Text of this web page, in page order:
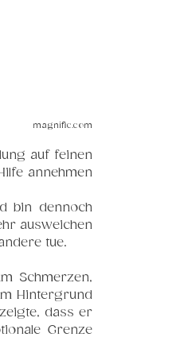
magnific.com
auf feinen
annehmen
bin dennoch
ausweichen
tue.
Schmerzen,
Hintergrund
dass er
Grenze